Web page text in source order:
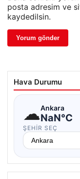
posta adresim ve
kaydedilsin.
Hava Durumu
☁Ankara
NaN°C
ŞEHIR SEÇ